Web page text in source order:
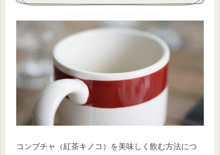
コンブチャ（紅茶キノコ）を美味しく飲む方法につ